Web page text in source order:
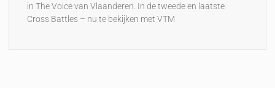
in The Voice van Vlaanderen. In de tweede en laatste
Cross Battles – nu te bekijken met VTM